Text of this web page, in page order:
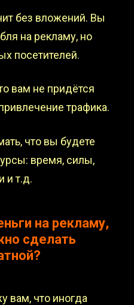
без вложений. Вы
на рекламу, но
посетителей.
вам не придётся
трафика.
что вы будете
время, силы,
и т.д.
на рекламу,
сделать
вам, что иногда